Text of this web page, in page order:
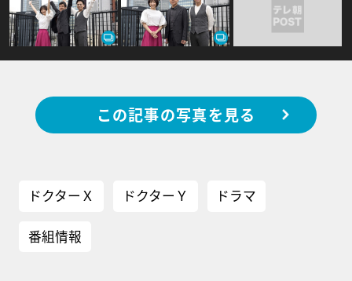
この記事の写真を見る
ドクターＸ ドクターＹ ドラマ
番組情報